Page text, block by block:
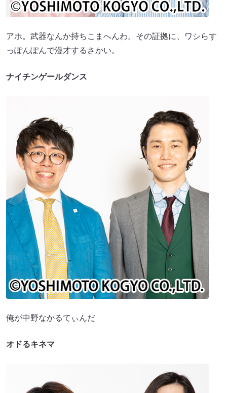
アホ。武器なんか持ちこまへんわ。その証拠に、ワシらす
っぽんぽんで漫才するさかい。
ナイチンゲールダンス
俺が中野なかるてぃんだ
オドるキネマ